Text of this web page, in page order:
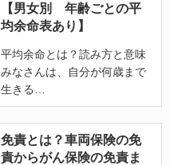
【男女別 年齢ごとの平
均余命表あり】
平均余命とは？読み方と意味
みなさんは、自分が何歳まで
生きる
免責とは？車両保険の免
責からがん保険の免責ま